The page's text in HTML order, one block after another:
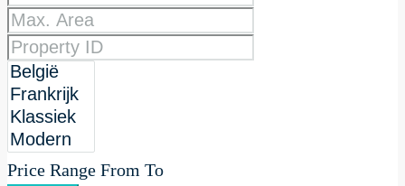
Price Range From To